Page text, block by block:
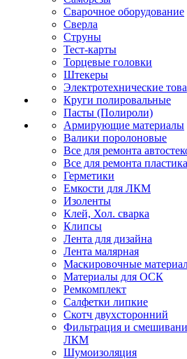
Сварочное оборудование
Сверла
Струны
Тест-карты
Торцевые головки
Штекеры
Электротехнические
Круги полировальные
Пасты (Полироли)
Армирующие материалы
Валики поролоновые
Все для ремонта
Все для ремонта пластика
Герметики
Емкости для ЛКМ
Изоленты
Клей, Хол. сварка
Клипсы
Лента для дизайна
Лента малярная
Маскировочные
Материалы для ОСК
Ремкомплект
Салфетки липкие
Скотч двухсторонний
Фильтрация и
ЛКМ
Шумоизоляция